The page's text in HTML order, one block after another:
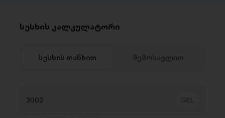
სესხის კალკულატორი
სესხის თანხით შემოსავლით